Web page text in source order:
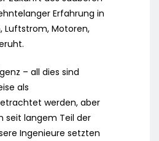
Erfahrung in
Luftstrom, Motoren,
– all dies sind
als
werden, aber
seit langem Teil der
Ingenieure setzten